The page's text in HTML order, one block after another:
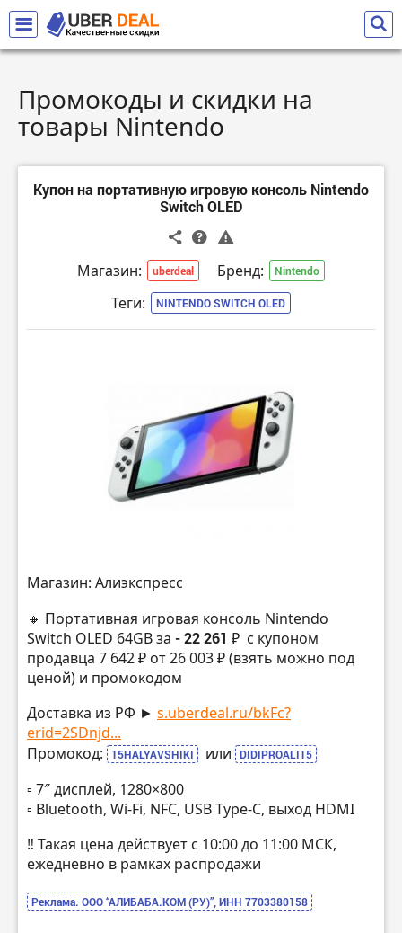
Промокоды и скидки на
товары Nintendo
Купон на портативную игровую консоль Nintendo
Switch OLED
Магазин: uberdeal Бренд: Nintendo
Теги: NINTENDO SWITCH OLED
Магазин: Алиэкспресс
🔸 Портативная игровая консоль Nintendo
Switch OLED 64GB за - 22 261 ₽ с купоном
продавца 7 642 ₽ от 26 003 ₽ (взять можно под
ценой) и промокодом
Доставка из РФ ► s.uberdeal.ru/bkFc?
erid=2SDnjd...
Промокод:
15HALYAVSHIKI или DIDIPROALI15
▫️ 7″ дисплей, 1280×800
▫️ Bluetooth, Wi-Fi, NFC, USB Type-C, выход HDMI
‼️ Такая цена действует с 10:00 до 11:00 МСК,
ежедневно в рамках распродажи
Реклама. ООО “АЛИБАБА.КОМ (РУ)”, ИНН 7703380158